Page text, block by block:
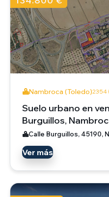
Nambroca (Toledo)2354
Suelo urbano en
Burguillos,
Calle Burguillos, 45190,
Ver más